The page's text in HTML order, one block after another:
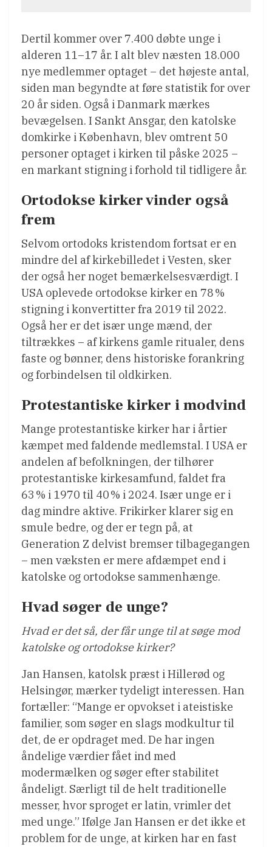
Dertil kommer over 7.400 døbte unge i
alderen 11–17 år. I alt blev næsten 18.000
nye medlemmer optaget – det højeste antal,
siden man begyndte at føre statistik for over
20 år siden. Også i Danmark mærkes
bevægelsen. I Sankt Ansgar, den katolske
domkirke i København, blev omtrent 50
personer optaget i kirken til påske 2025 –
en markant stigning i forhold til tidligere år.
Ortodokse kirker vinder også
frem
Selvom ortodoks kristendom fortsat er en
mindre del af kirkebilledet i Vesten, sker
der også her noget bemærkelsesværdigt. I
USA oplevede ortodokse kirker en 78 %
stigning i konvertitter fra 2019 til 2022.
Også her er det især unge mænd, der
tiltrækkes – af kirkens gamle ritualer, dens
faste og bønner, dens historiske forankring
og forbindelsen til oldkirken.
Protestantiske kirker i modvind
Mange protestantiske kirker har i årtier
kæmpet med faldende medlemstal. I USA er
andelen af befolkningen, der tilhører
protestantiske kirkesamfund, faldet fra
63 % i 1970 til 40 % i 2024. Især unge er i
dag mindre aktive. Frikirker klarer sig en
smule bedre, og der er tegn på, at
Generation Z delvist bremser tilbagegangen
– men væksten er mere afdæmpet end i
katolske og ortodokse sammenhænge.
Hvad søger de unge?
Hvad er det så, der får unge til at søge mod
katolske og ortodokse kirker?
Jan Hansen, katolsk præst i Hillerød og
Helsingør, mærker tydeligt interessen. Han
fortæller: “Mange er opvokset i ateistiske
familier, som søger en slags modkultur til
det, de er opdraget med. De har ingen
åndelige værdier fået ind med
modermælken og søger efter stabilitet
åndeligt. Særligt til de helt traditionelle
messer, hvor sproget er latin, vrimler det
med unge.” Ifølge Jan Hansen er det ikke et
problem for de unge, at kirken har en fast